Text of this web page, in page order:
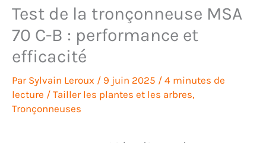
Test de la tronçonneuse MSA
70 C-B : performance et
efficacité
Par Sylvain Leroux / 9 juin 2025 / 4 minutes de
lecture / Tailler les plantes et les arbres,
Tronçonneuses